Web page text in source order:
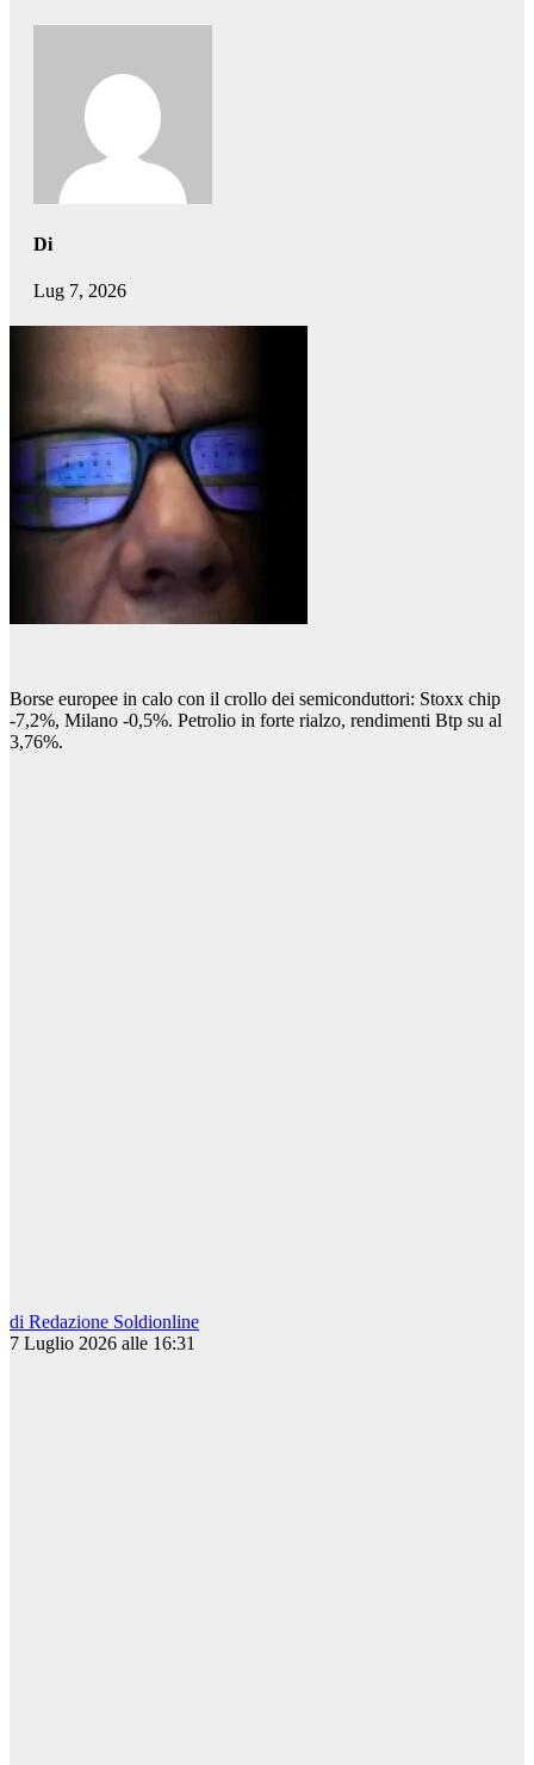
Di
Lug 7, 2026
Borse europee in calo con il crollo dei semiconduttori: Stoxx chip
-7,2%, Milano -0,5%. Petrolio in forte rialzo, rendimenti Btp su al
3,76%.
di Redazione Soldionline
7 Luglio 2026 alle 16:31